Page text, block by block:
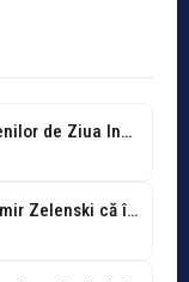
Ce le-a urat Nicușor Dan ucrainenilor de Ziua Independenței Ucrainei
Nicușor Dan îl asigură pe Volodimir Zelenski că întreg poporul român este...